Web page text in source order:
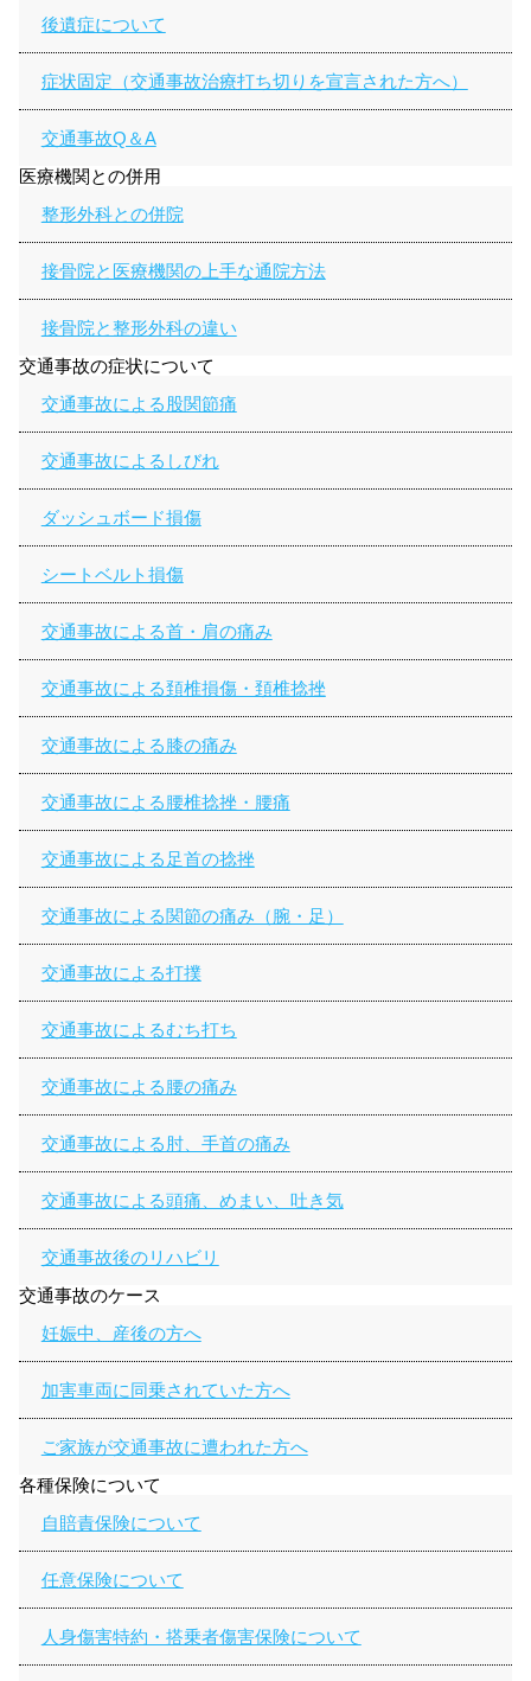
後遺症について
症状固定（交通事故治療打ち切りを宣言された方へ）
交通事故Q＆A
医療機関との併用
整形外科との併院
接骨院と医療機関の上手な通院方法
接骨院と整形外科の違い
交通事故の症状について
交通事故による股関節痛
交通事故によるしびれ
ダッシュボード損傷
シートベルト損傷
交通事故による首・肩の痛み
交通事故による頚椎損傷・頚椎捻挫
交通事故による膝の痛み
交通事故による腰椎捻挫・腰痛
交通事故による足首の捻挫
交通事故による関節の痛み（腕・足）
交通事故による打撲
交通事故によるむち打ち
交通事故による腰の痛み
交通事故による肘、手首の痛み
交通事故による頭痛、めまい、吐き気
交通事故後のリハビリ
交通事故のケース
妊娠中、産後の方へ
加害車両に同乗されていた方へ
ご家族が交通事故に遭われた方へ
各種保険について
自賠責保険について
任意保険について
人身傷害特約・搭乗者傷害保険について